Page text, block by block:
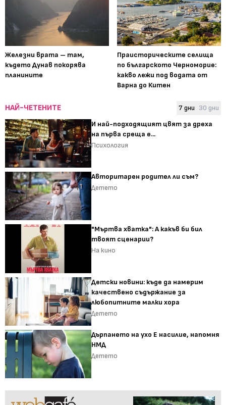
Железни врата – там,
където Дунав покорява
планините
Праисторическите селища
по българското Черноморие:
какво лежи под водата от
Варна до Китен
НАЙ-ЧЕТЕНИТЕ 7 дни 30 дни
И най-подходящият цвят за дреха
на първа среща е...
Психология
Авторитарен родител ли съм?
Детето
"Мъртва хватка": А какъв би бил
твоят сценарии?
На кино
Детски новини: къде да намерим
качествено съдържание за
любопитните малки хора
Детето
Дърпането на ухо Е насилие, напомня
НМД
Детето